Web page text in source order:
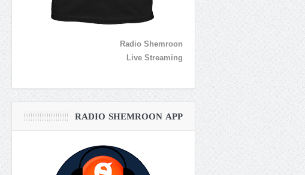
Radio Shemroon
Live Streaming
RADIO SHEMROON APP